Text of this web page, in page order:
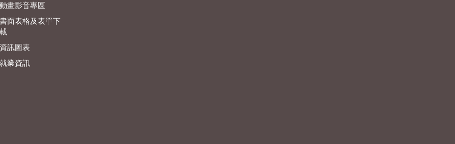
動畫影音專區
書面表格及表單下
載
資訊圖表
就業資訊